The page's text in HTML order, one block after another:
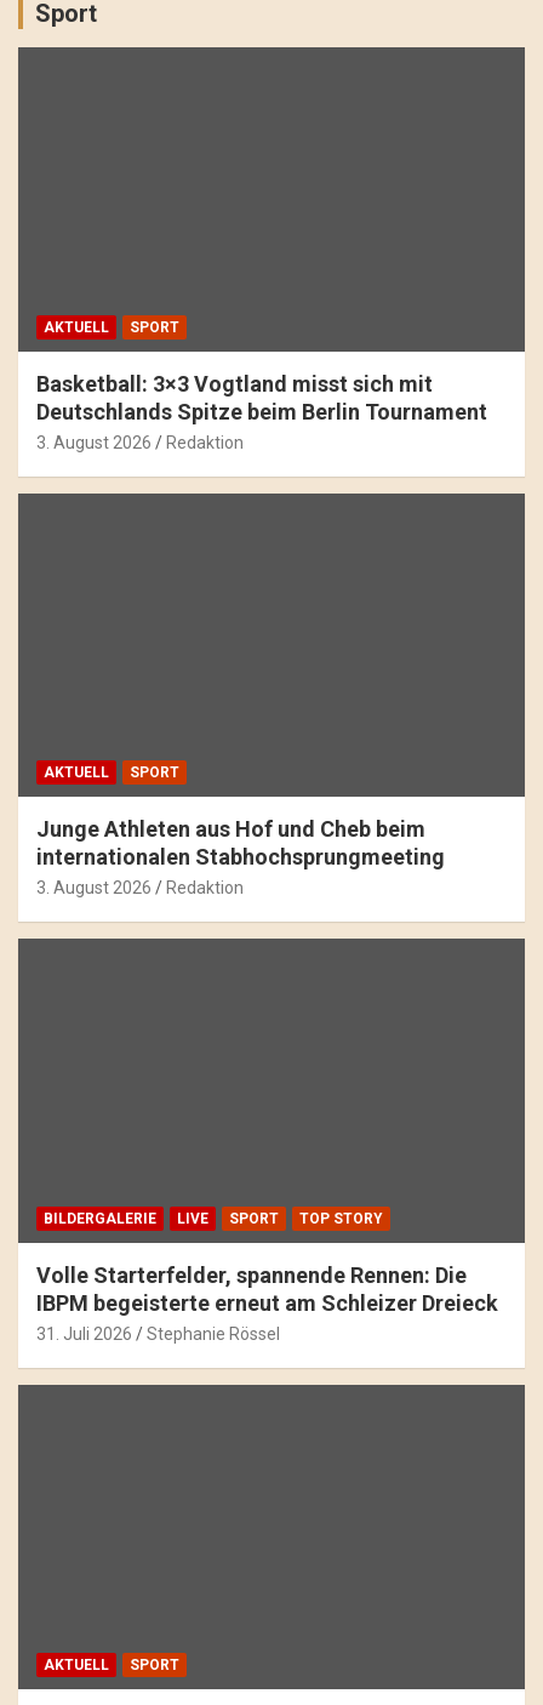
Sport
AKTUELL SPORT
Basketball: 3×3 Vogtland misst sich mit
Deutschlands Spitze beim Berlin Tournament
3. August 2026 Redaktion
AKTUELL SPORT
Junge Athleten aus Hof und Cheb beim
internationalen Stabhochsprungmeeting
3. August 2026 Redaktion
BILDERGALERIE LIVE SPORT TOP STORY
Volle Starterfelder, spannende Rennen: Die
IBPM begeisterte erneut am Schleizer Dreieck
31. Juli 2026 Stephanie Rössel
AKTUELL SPORT